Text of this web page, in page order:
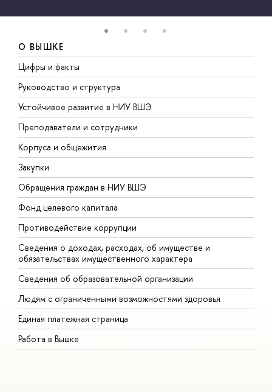
О ВЫШКЕ
Цифры и факты
Руководство и структура
Устойчивое развитие в НИУ ВШЭ
Преподаватели и сотрудники
Корпуса и общежития
Закупки
Обращения граждан в НИУ ВШЭ
Фонд целевого капитала
Противодействие коррупции
Сведения о доходах, расходах, об имуществе и
обязательствах имущественного характера
Сведения об образовательной организации
Людям с ограниченными возможностями здоровья
Единая платежная страница
Работа в Вышке